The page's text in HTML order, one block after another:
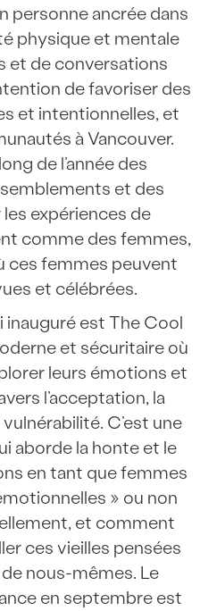
personne ancrée dans
physique et mentale
et de conversations
de favoriser des
et intentionnelles, et
à Vancouver.
de l’année des
et des
expériences de
comme des femmes,
ces femmes peuvent
et célébrées.
inauguré est The Cool
et sécuritaire où
leurs émotions et
l’acceptation, la
C’est une
aborde la honte et le
en tant que femmes
» ou non
et comment
ces vieilles pensées
nous-mêmes. Le
en septembre est